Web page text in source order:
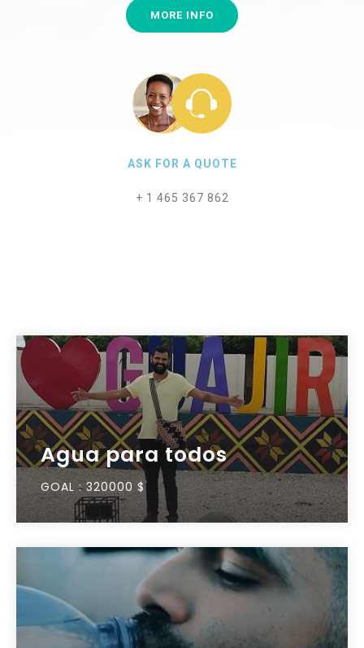
MORE INFO
ASK FOR A QUOTE
+ 1 465 367 862
Agua para todos
GOAL :320000 $